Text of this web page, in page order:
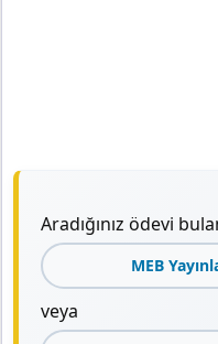
Aradığınız ödevi
MEB
veya